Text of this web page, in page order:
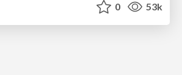
0 53k